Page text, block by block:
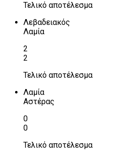
Τελικό αποτέλεσμα
Λεβαδειακός
Λαμία
2
2
Τελικό αποτέλεσμα
Λαμία
Αστέρας
0
0
Τελικό αποτέλεσμα